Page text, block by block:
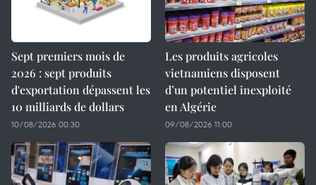
Sept premiers mois de
2026 : sept produits
d'exportation dépassent les
10 milliards de dollars
10/08/2026 00:30
Les produits agricoles
vietnamiens disposent
d’un potentiel inexploité
en Algérie
09/08/2026 11:00